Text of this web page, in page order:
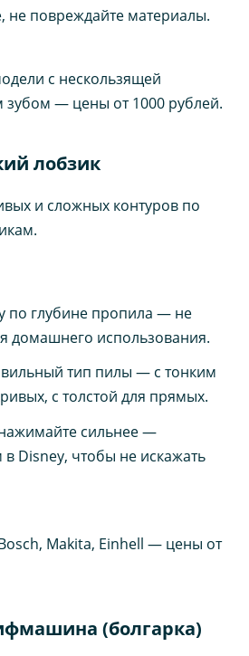
не повреждайте материалы.
с нескользящей
зубом — цены от 1000 рублей.
лобзик
и сложных контуров по
по глубине пропила — не
домашнего использования.
тип пилы — с тонким
с толстой для прямых.
сильнее —
в Disney, чтобы не искажать
Makita, Einhell — цены от
(болгарка)